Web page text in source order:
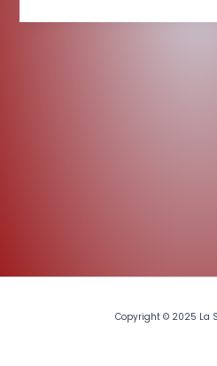
Copyright © 2025 La